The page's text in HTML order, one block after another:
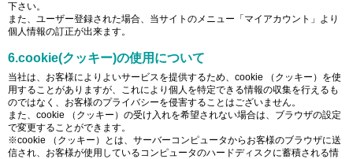
下さい。
また、ユーザー登録された場合、当サイトのメニュー「マイアカウント」より
個人情報の訂正が出来ます。
6.cookie(クッキー)の使用について
当社は、お客様によりよいサービスを提供するため、cookie （クッキー）を使
用することがありますが、これにより個人を特定できる情報の収集を行えるも
のではなく、お客様のプライバシーを侵害することはございません。
また、cookie （クッキー）の受け入れを希望されない場合は、ブラウザの設定
で変更することができます。
※cookie （クッキー）とは、サーバーコンピュータからお客様のブラウザに送
信され、お客様が使用しているコンピュータのハードディスクに蓄積される情